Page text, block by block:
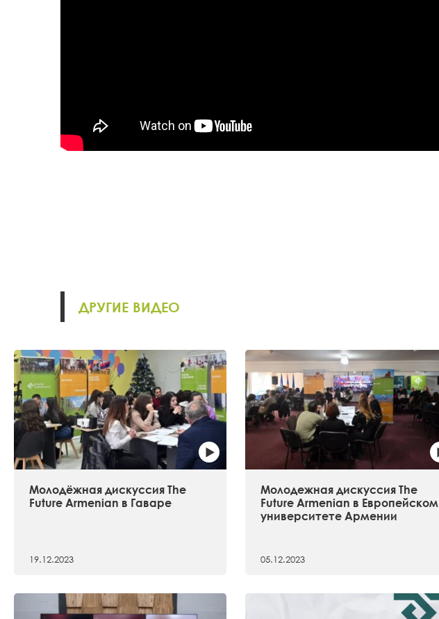
ДРУГИЕ ВИДЕО
Молодёжная дискуссия The
Future Armenian в Гаваре
19.12.2023
Молодежная дискуссия The
Future Armenian в Европейском
университете Армении
05.12.2023